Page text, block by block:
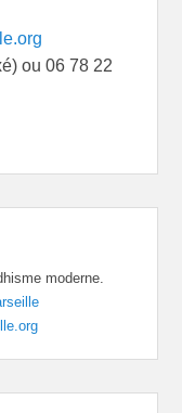
ou 06 78 22
moderne.